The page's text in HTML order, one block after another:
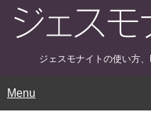
ジェスモナイトの使い方
Menu